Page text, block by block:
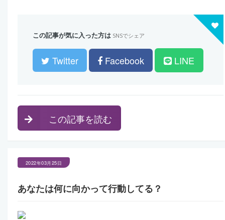
この記事が気に入った方は SNSでシェア
Twitter Facebook LINE
この記事を読む
2022年03月25日
あなたは何に向かって行動してる？